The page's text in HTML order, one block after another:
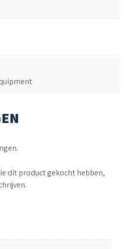
dit product gekocht hebben,